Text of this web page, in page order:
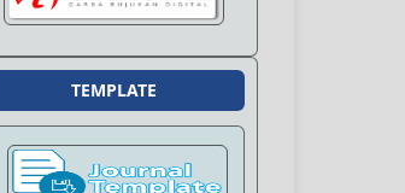
TEMPLATE